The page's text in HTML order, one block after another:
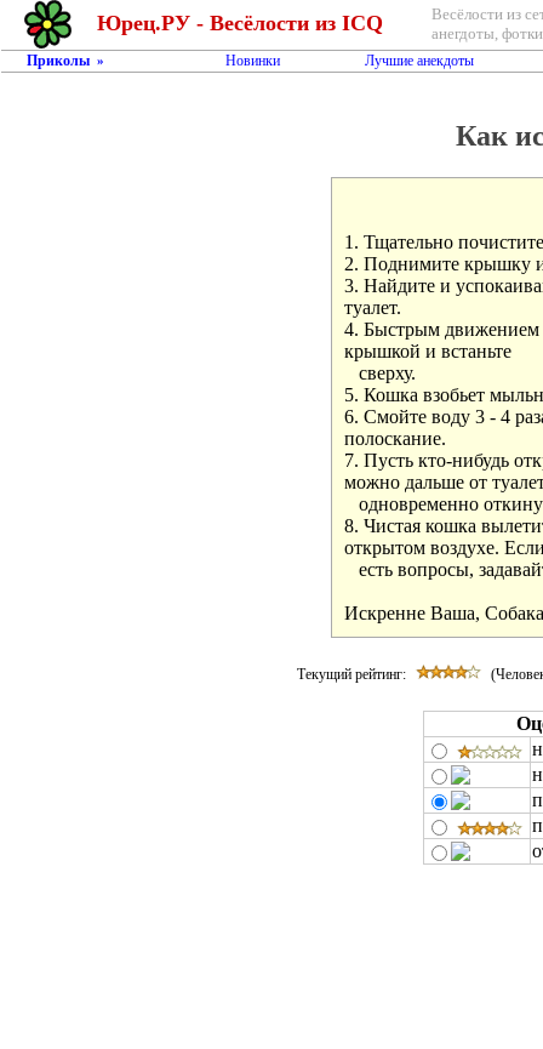
Юрец.РУ - Весёлости из ICQ
Весёлости из
анегдоты,
Приколы » Новинки Лучшие анекдоты
Как
1. Тщательно
2. Поднимите крышку
3. Найдите и
туалет.
4. Быстрым движением
крышкой и встаньте
   сверху.
5. Кошка взобьет
6. Смойте воду 3 - 4
полоскание.
7. Пусть кто-нибудь
можно дальше от
одновременно
8. Чистая кошка
открытом воздухе.
есть вопросы,
Искренне Ваша,
Текущий рейтинг: